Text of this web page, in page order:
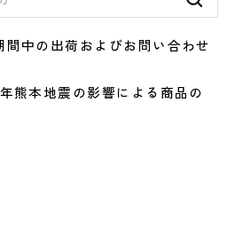
中の出荷およびお問い合わせ
本地震の影響による商品の